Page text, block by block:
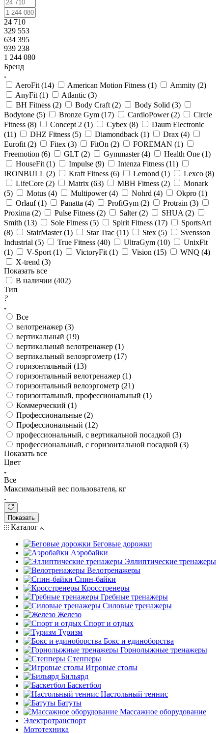
24 710
329 553
634 395
939 238
1 244 080
Бренд
AeroFit (14) American Motion Fitness (1) Ammity (2)
AnyFit (1) Atlantic (3)
BH Fitness (2) Body Craft (2) Body Solid (3)
Bodytone (5) Bronze Gym (17) CardioPower (2)
Circle
Fitness (8) Concept 2 (1) Cybex (8)
Daum Electronic
(11) DHZ Fitness (5) Diamondback (1) Drax (4)
Eurofit (2) Fitex (3) FitOn (2) FOREMAN (1)
Freemotion (6) GLT (2) Gymmaster (4) Health One (1)
HouseFit (1) Impulse (9) Intenza Fitness (11)
IRONBULL (2) Kraft Fitness (6) Lemond (1) Lexco (8)
LifeCore (2) Matrix (63) MBH Fitness (2)
Monark
(5) Motus (4) Multipower (4) Nohrd (4) Okpro (1)
Orlauf (1) Panatta (4) ProfiGym (2) Protrain (3)
Proxima (2) Pulse Fitness (2) Salter (2) SHUA (2)
Smith (13) Sole Fitness (5) Spirit Fitness (17)
SportsArt
(8) StairMaster (1) Star Trac (11) Stex (5)
Svensson
Industrial (5) True Fitness (40) UltraGym (10)
UnixFit
(1) V-Sport (1) VictoryFit (1) Vision (15) WNQ (4)
X-trend (3)
Показать все
В наличии (402)
Тип
?
Все
велотренажер (3)
вертикальный (19)
вертикальный велотренажер (1)
вертикальный велоэргометр (17)
горизонтальный (13)
горизонтальный велотренажер (1)
горизонтальный велоэргометр (21)
горизонтальный, профессиональный (1)
Коммерческий (1)
Профессиональные (2)
Профессиональный (12)
профессиональный, с вертикальной посадкой (3)
профессиональный, с горизонтальной посадкой (3)
Показать все
Цвет
Все
Максимальный вес пользователя, кг
Показать
Каталог
Беговые дорожки
Аэробайки
Эллиптические тренажеры
Велотренажеры
Спин-байки
Кросстренеры
Гребные тренажеры
Силовые тренажеры
Железо
Спорт и отдых
Туризм
Бокс и единоборства
Горнолыжные тренажеры
Степперы
Игровые столы
Бильярд
Баскетбол
Настольный теннис
Батуты
Массажное оборудование
Электротранспорт
Мототехника